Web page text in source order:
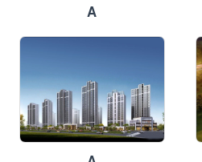
A